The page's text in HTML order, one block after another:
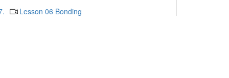
Lesson 06 Bonding